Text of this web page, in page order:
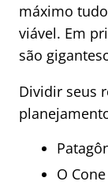
máximo
viável. Em
são
Dividir seus
O